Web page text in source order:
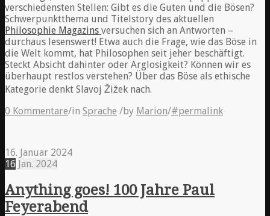
verschiedensten Stellen: Gibt es die Guten und die Bösen?
Schwerpunktthema und Titelstory des aktuellen
Philosophie Magazins versuchen sich an Antworten –
durchaus lesenswert! Etwa auch die Frage, wie das Böse in
die Welt kommt, hat Philosophen seit jeher beschäftigt.
Steckt Absicht dahinter oder Arglosigkeit? Können wir es
überhaupt restlos verstehen? Über das Böse als ethische
Kategorie denkt Slavoj Žižek nach.
0 Kommentare/in Sprache /by Marion/#permalink
16. Januar 2024
16 Jan. 2024
Anything goes! 100 Jahre Paul
Feyerabend